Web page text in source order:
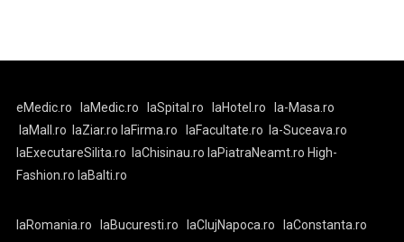
eMedic.ro laMedic.ro laSpital.ro laHotel.ro
la-Masa.ro
laMall.ro
laZiar.ro laFirma.ro laFacultate.ro
la-Suceava.ro
laExecutareSilita.ro
laChisinau.ro laPiatraNeamt.ro High-
Fashion.ro laBalti.ro
laRomania.ro laBucuresti.ro laClujNapoca.ro
laConstanta.ro